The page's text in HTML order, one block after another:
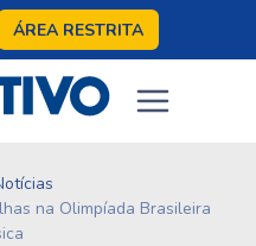
ÁREA RESTRITA
na Olimpíada Brasileira